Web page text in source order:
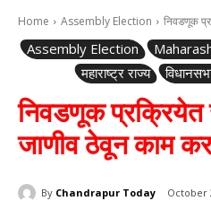
Home Assembly Election निवडणूक
Assembly Election
महाराष्ट्र राज्य
निवडणूक प्रक्रियेत
जाणीव ठेवून काम
By Chandrapur Today October